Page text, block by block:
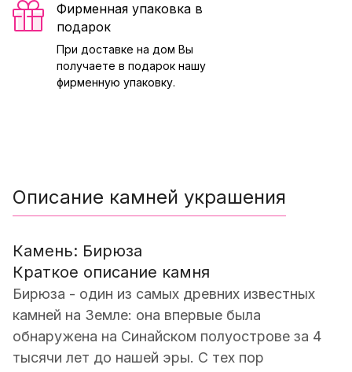
Фирменная упаковка в
подарок
При доставке на дом Вы
получаете в подарок нашу
фирменную упаковку.
Описание камней украшения
Камень: Бирюза
Краткое описание камня
Бирюза - один из самых древних известных
камней на Земле: она впервые была
обнаружена на Синайском полуострове за 4
тысячи лет до нашей эры. С тех пор